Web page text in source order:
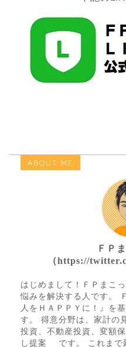
ABOUT ME
ＦＰ
（https://
はじめまして！ＦＰまこ
悩みを解決する人です。
人をＨＡＰＰＹに！』を
す。 得意分野は、家計の
投資、不動産投資、変額
し提案 です。 これまで